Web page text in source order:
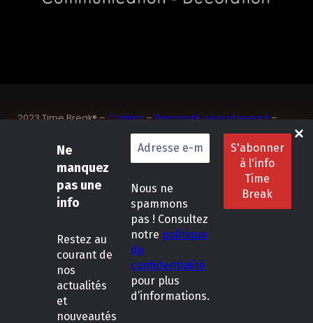
Ne
manquez
pas une
info
Restez au
courant de
nos
actualités
et
nouveautés
Nous ne
spammons
pas ! Consultez
notre politique
de
confidentialité
pour plus
d’informations.
2023 Time Break® –Contact–Demande de partenariat–
Sponsoriser un joueur de padel français
SASU Dedix Communication – 87 rue de Mireille – 83 150
Bandol – Var
Conditions
générales de location
Follow Us :LinkedInInstagram